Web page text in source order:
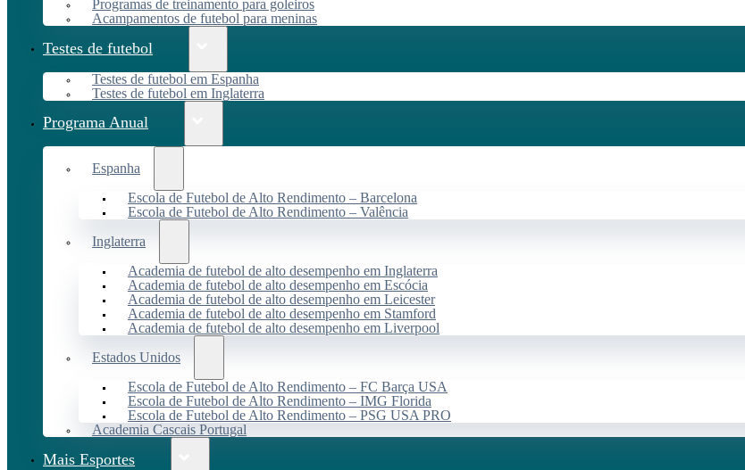
Programas de treinamento para goleiros
Acampamentos de futebol para meninas
Testes de futebol
Testes de futebol em Espanha
Testes de futebol em Inglaterra
Programa Anual
Espanha
Escola de Futebol de Alto Rendimento – Barcelona
Escola de Futebol de Alto Rendimento – Valência
Inglaterra
Academia de futebol de alto desempenho em Inglaterra
Academia de futebol de alto desempenho em Escócia
Academia de futebol de alto desempenho em Leicester
Academia de futebol de alto desempenho em Stamford
Academia de futebol de alto desempenho em Liverpool
Estados Unidos
Escola de Futebol de Alto Rendimento – FC Barça USA
Escola de Futebol de Alto Rendimento – IMG Florida
Escola de Futebol de Alto Rendimento – PSG USA PRO
Academia Cascais Portugal
Mais Esportes